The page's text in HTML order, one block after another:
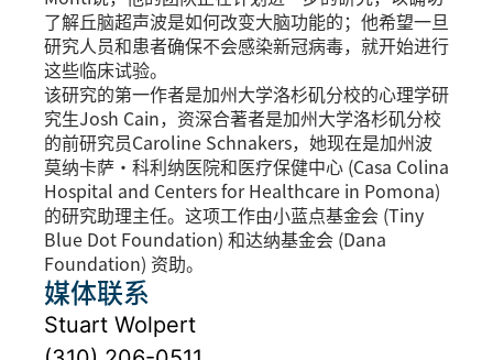
了解丘脑超声波是如何改变大脑功能的；他希望一旦
研究人员和患者确保不会感染新冠病毒，就开始进行
这些临床试验。
该研究的第一作者是加州大学洛杉矶分校的心理学研
究生Josh Cain，资深合著者是加州大学洛杉矶分校
的前研究员Caroline Schnakers，她现在是加州波
莫纳卡萨·科利纳医院和医疗保健中心 (Casa Colina
Hospital and Centers for Healthcare in Pomona)
的研究助理主任。这项工作由小蓝点基金会 (Tiny
Blue Dot Foundation) 和达纳基金会 (Dana
Foundation) 资助。
媒体联系
Stuart Wolpert